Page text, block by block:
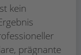
kein
prägnante